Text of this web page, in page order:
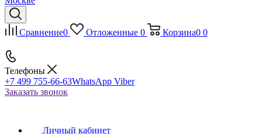
Сравнение0 Отложенные 0 Корзина0 0
Телефоны
+7 499 755-66-63WhatsApp Viber
Заказать звонок
Личный кабинет